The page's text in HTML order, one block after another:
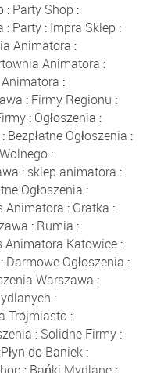
: Party Shop :
: Party : Impra Sklep :
Animatora :
Animatora :
:
: Firmy Regionu :
: Ogłoszenia :
: Bezpłatne Ogłoszenia :
:
: sklep animatora :
Ogłoszenia :
Animatora : Gratka :
: Rumia :
Animatora Katowice :
: Darmowe Ogłoszenia :
Warszawa :
:
Trójmiasto :
: Solidne Firmy :
Płyn do Baniek: